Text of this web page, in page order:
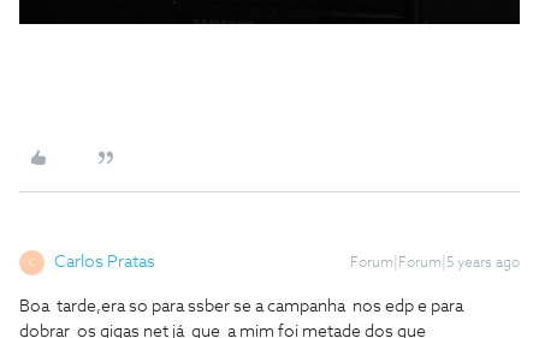
C Carlos Pratas Forum|Forum|5 years ago
Boa tarde,era so para ssber se a campanha nos edp e para
dobrar os gigas net já que a mim foi metade dos que